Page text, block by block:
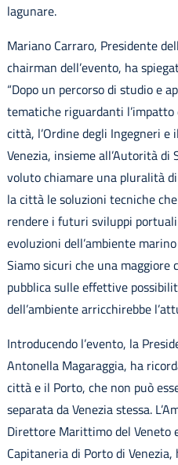
lagunare.
Mariano Carraro, Presidente
chairman dell’evento, ha
“Dopo un percorso di studio e
tematiche riguardanti l’impatto
città, l’Ordine degli Ingegneri e
Venezia, insieme all’Autorità
voluto chiamare una pluralità
la città le soluzioni tecniche
rendere i futuri sviluppi
evoluzioni dell’ambiente
Siamo sicuri che una maggiore
pubblica sulle effettive
dell’ambiente arricchirebbe
Introducendo l’evento, la
Antonella Magaraggia, ha
città e il Porto, che non può
separata da Venezia stessa.
Direttore Marittimo del Veneto
Capitaneria di Porto di